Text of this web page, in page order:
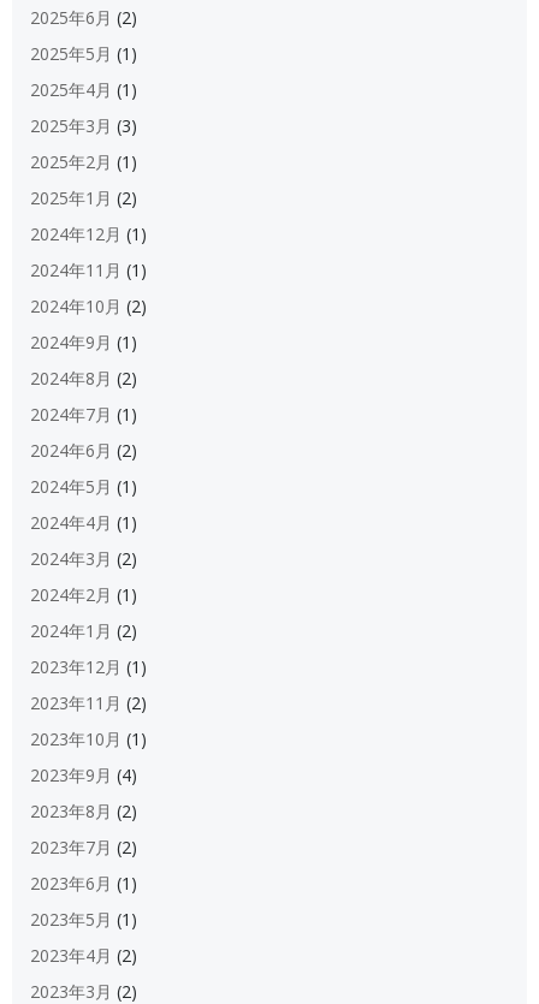
2025年6月 (2)
2025年5月 (1)
2025年4月 (1)
2025年3月 (3)
2025年2月 (1)
2025年1月 (2)
2024年12月 (1)
2024年11月 (1)
2024年10月 (2)
2024年9月 (1)
2024年8月 (2)
2024年7月 (1)
2024年6月 (2)
2024年5月 (1)
2024年4月 (1)
2024年3月 (2)
2024年2月 (1)
2024年1月 (2)
2023年12月 (1)
2023年11月 (2)
2023年10月 (1)
2023年9月 (4)
2023年8月 (2)
2023年7月 (2)
2023年6月 (1)
2023年5月 (1)
2023年4月 (2)
2023年3月 (2)